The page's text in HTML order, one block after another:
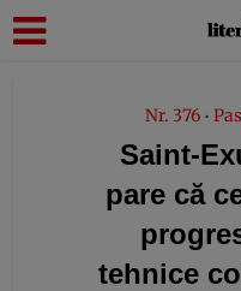
Nr. 376 •
Saint-
pare că
tehnice